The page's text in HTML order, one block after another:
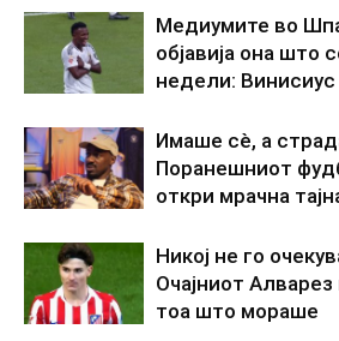
Медиумите во
објавија она што
недели:
Имаше сè, а
Поранешниот
откри мрачна
Никој не го
Очајниот
тоа што мораше